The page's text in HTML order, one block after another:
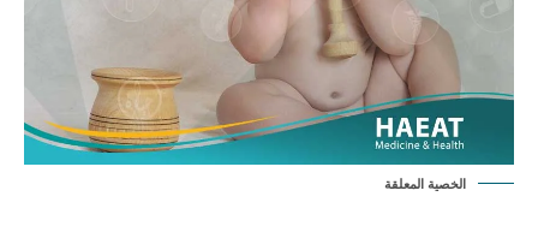
الخصية المعلقة